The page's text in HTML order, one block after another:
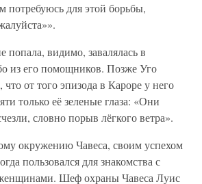
потребуюсь для этой борьбы,
попала, видимо, завалялась в
из его помощников. Позже Уго
что от того эпизода в Кароре у него
только её зеленые глаза: «Они
словно порыв лёгкого ветра».
окружению Чавеса, своим успехом
пользовался для знакомства с
Шеф охраны Чавеса Луис